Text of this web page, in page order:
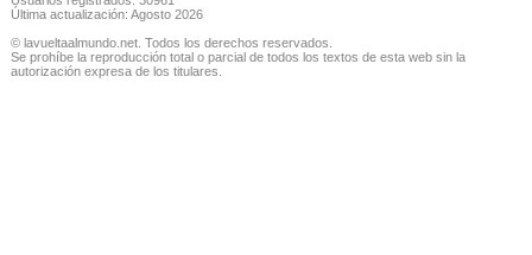
Última actualización: Agosto 2026
© lavueltaalmundo.net. Todos los derechos reservados.
Se prohíbe la reproducción total o parcial de todos los textos de esta web sin la
autorización expresa de los titulares.